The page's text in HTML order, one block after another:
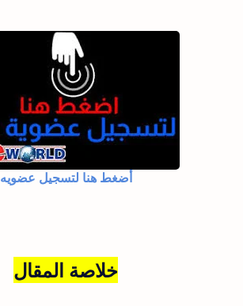
أضغط هنا لتسجيل عضويه
خلاصة المقال